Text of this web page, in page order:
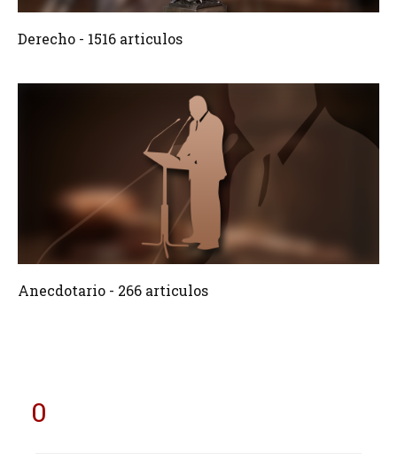
Derecho - 1516 articulos
Crear 266 Articulos
Anecdotario - 266 articulos
0